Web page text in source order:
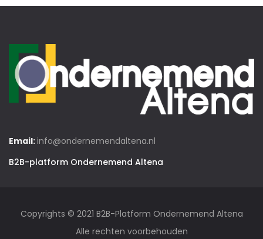
Email:info@ondernemendaltena.nl
B2B-platform Ondernemend Altena
Copyrights © 2021 B2B-Platform Ondernemend Altena
Alle rechten voorbehouden